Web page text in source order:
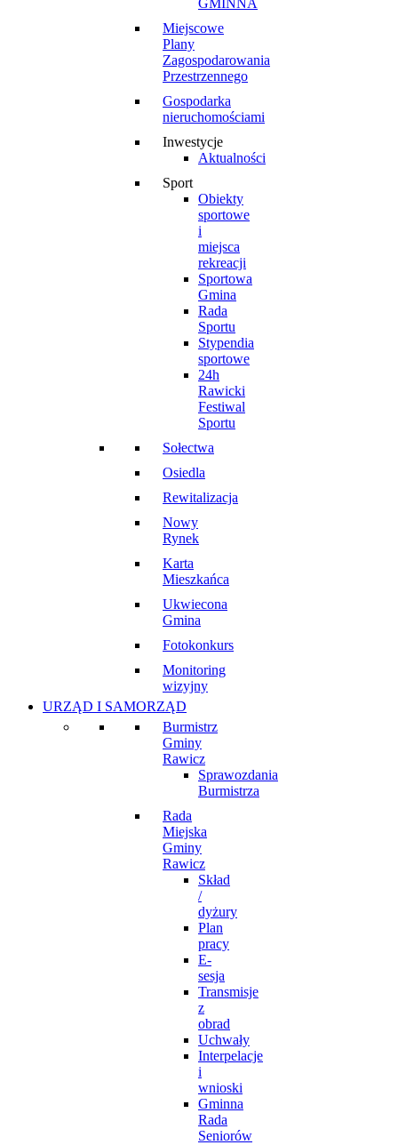
GMINNA
Miejscowe
Plany
Zagospodarowania
Przestrzennego
Gospodarka
nieruchomościami
Inwestycje
Aktualności
Sport
Obiekty
sportowe
i
miejsca
rekreacji
Sportowa
Gmina
Rada
Sportu
Stypendia
sportowe
24h
Rawicki
Festiwal
Sportu
Sołectwa
Osiedla
Rewitalizacja
Nowy
Rynek
Karta
Mieszkańca
Ukwiecona
Gmina
Fotokonkurs
Monitoring
wizyjny
URZĄD I SAMORZĄD
Burmistrz
Gminy
Rawicz
Sprawozdania
Burmistrza
Rada
Miejska
Gminy
Rawicz
Skład
/
dyżury
Plan
pracy
E-
sesja
Transmisje
z
obrad
Uchwały
Interpelacje
i
wnioski
Gminna
Rada
Seniorów